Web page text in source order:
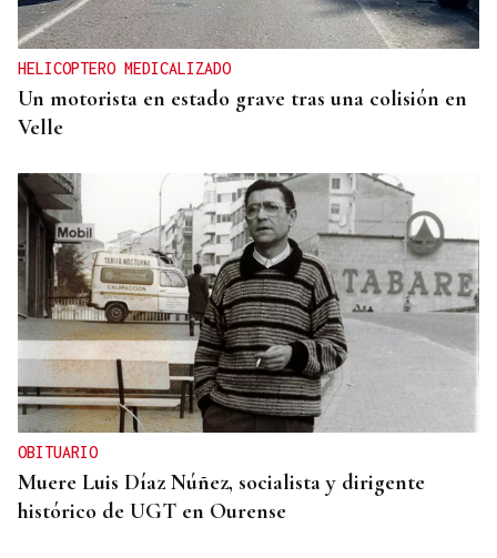
HELICOPTERO MEDICALIZADO
Un motorista en estado grave tras una colisión en
Velle
OBITUARIO
Muere Luis Díaz Núñez, socialista y dirigente
histórico de UGT en Ourense